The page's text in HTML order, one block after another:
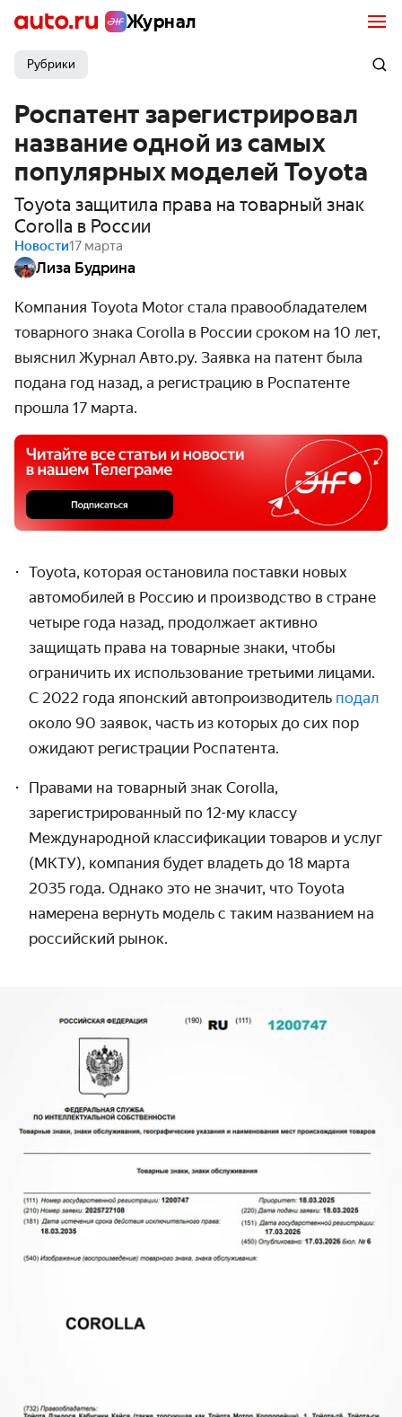
Журнал
Рубрики
Роспатент зарегистрировал
название одной из самых
популярных моделей Toyota
Toyota защитила права на товарный знак
Corolla в России
Новости17 марта
Лиза Будрина
Компания Toyota Motor стала правообладателем
товарного знака Corolla в России сроком на 10 лет,
выяснил Журнал Авто.ру. Заявка на патент была
подана год назад, а регистрацию в Роспатенте
прошла 17 марта.
Toyota, которая остановила поставки новых
автомобилей в Россию и производство в стране
четыре года назад, продолжает активно
защищать права на товарные знаки, чтобы
ограничить их использование третьими лицами.
С 2022 года японский автопроизводитель подал
около 90 заявок, часть из которых до сих пор
ожидают регистрации Роспатента.
Правами на товарный знак Corolla,
зарегистрированный по 12-му классу
Международной классификации товаров и услуг
(МКТУ), компания будет владеть до 18 марта
2035 года. Однако это не значит, что Toyota
намерена вернуть модель с таким названием на
российский рынок.